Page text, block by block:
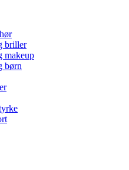
briller
makeup
børn